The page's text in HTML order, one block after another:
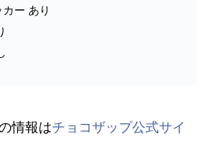
ー あり
情報はチョコザップ公式サイ